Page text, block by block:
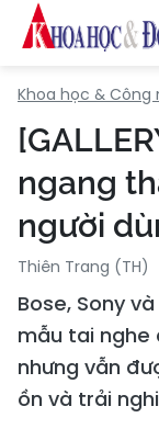
Khoa học & Công
ngang
người
Thiên Trang (TH)
Bose, Sony
mẫu tai nghe
nhưng vẫn
ồn và trải